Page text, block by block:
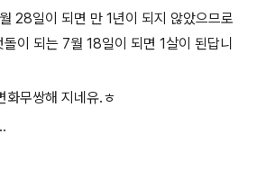
28일이 되면 만 1년이 되지 않았으므로
이 되는 7월 18일이 되면 1살이 된답니
화무쌍해 지네유.ㅎ